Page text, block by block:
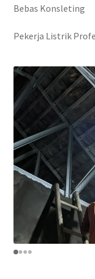
Bebas Konsleting
Pekerja Listrik